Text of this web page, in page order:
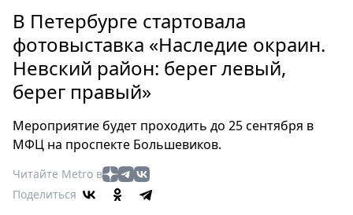
Россия
Мир
Здоровье
Еда
Туризм
Мода
Театр
Кино
Афиша
В Петербурге стартовала
фотовыставка «Наследие окраин.
Невский район: берег левый,
берег правый»
Мероприятие будет проходить до 25 сентября в
МФЦ на проспекте Большевиков.
Читайте Metro в
Поделиться